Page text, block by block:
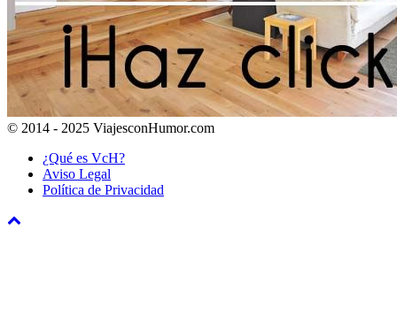
© 2014 - 2025 ViajesconHumor.com
¿Qué es VcH?
Aviso Legal
Política de Privacidad